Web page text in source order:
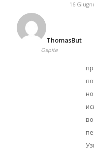
16
ThomasBut
Ospite